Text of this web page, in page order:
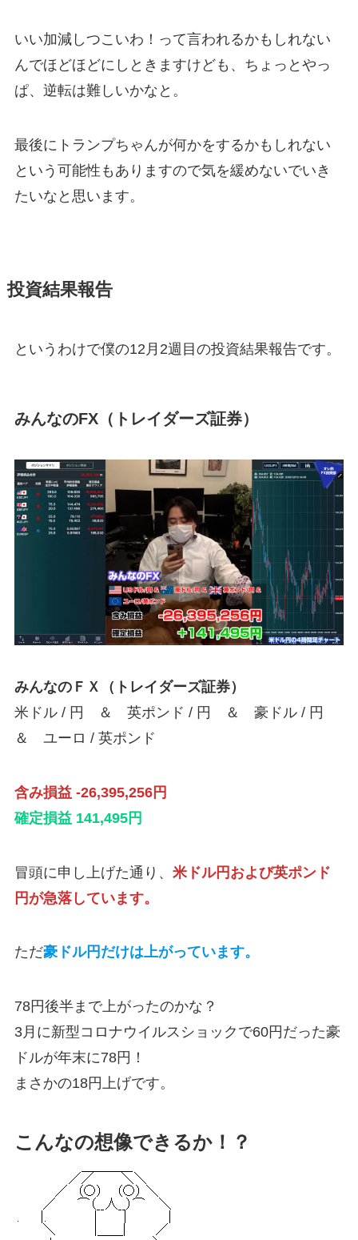
いい加減しつこいわ！って言われるかもしれない
んでほどほどにしときますけども、ちょっとやっ
ぱ、逆転は難しいかなと。
最後にトランプちゃんが何かをするかもしれない
という可能性もありますので気を緩めないでいき
たいなと思います。
投資結果報告
というわけで僕の12月2週目の投資結果報告です。
みんなのFX（トレイダーズ証券）
みんなのＦＸ（トレイダーズ証券）
米ドル / 円 ＆ 英ポンド / 円 ＆ 豪ドル / 円
＆ ユーロ / 英ポンド
含み損益 -26,395,256円
確定損益 141,495円
冒頭に申し上げた通り、 米ドル円および英ポンド
円が急落しています。
ただ豪ドル円だけは上がっています。
78円後半まで上がったのかな？
3月に新型コロナウイルスショックで60円だった豪
ドルが年末に78円！
まさかの18円上げです。
こんなの想像できるか！？